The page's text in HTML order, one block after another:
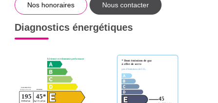
Nos honoraires Nous contacter
Diagnostics énergétiques